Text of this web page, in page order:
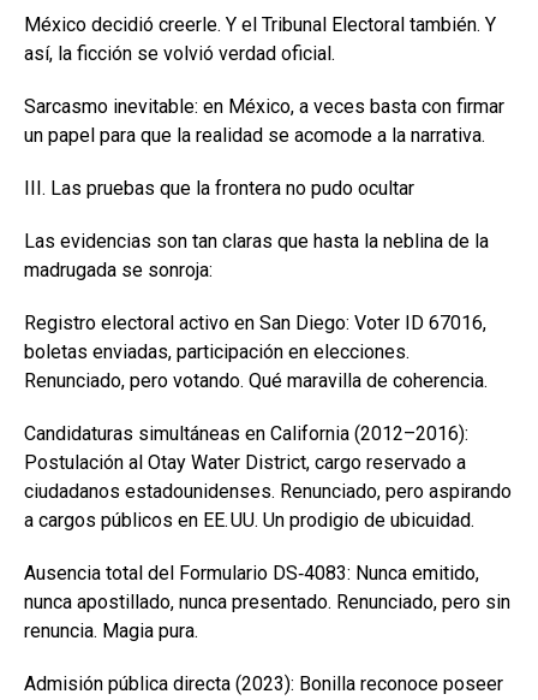
México decidió creerle. Y el Tribunal Electoral también. Y
así, la ficción se volvió verdad oficial.
Sarcasmo inevitable: en México, a veces basta con firmar
un papel para que la realidad se acomode a la narrativa.
III. Las pruebas que la frontera no pudo ocultar
Las evidencias son tan claras que hasta la neblina de la
madrugada se sonroja:
Registro electoral activo en San Diego: Voter ID 67016,
boletas enviadas, participación en elecciones.
Renunciado, pero votando. Qué maravilla de coherencia.
Candidaturas simultáneas en California (2012–2016):
Postulación al Otay Water District, cargo reservado a
ciudadanos estadounidenses. Renunciado, pero aspirando
a cargos públicos en EE. UU. Un prodigio de ubicuidad.
Ausencia total del Formulario DS‑4083: Nunca emitido,
nunca apostillado, nunca presentado. Renunciado, pero sin
renuncia. Magia pura.
Admisión pública directa (2023): Bonilla reconoce poseer